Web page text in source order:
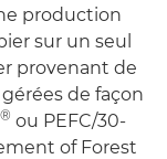
production
sur un seul
provenant de
de façon
® ou PEFC/30-
of Forest